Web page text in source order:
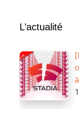
L’actualité